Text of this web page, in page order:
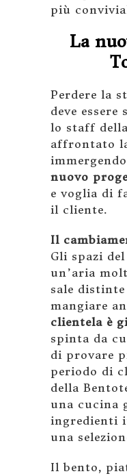
più
La
Perdere la
deve
lo staff
affrontato
nuovo
e voglia di
il cliente.
Il
Gli spazi
un’aria
sale
mangiare
clientela è
spinta da
di provare
periodo di
della
una cucina
ingredienti
una
Il bento,